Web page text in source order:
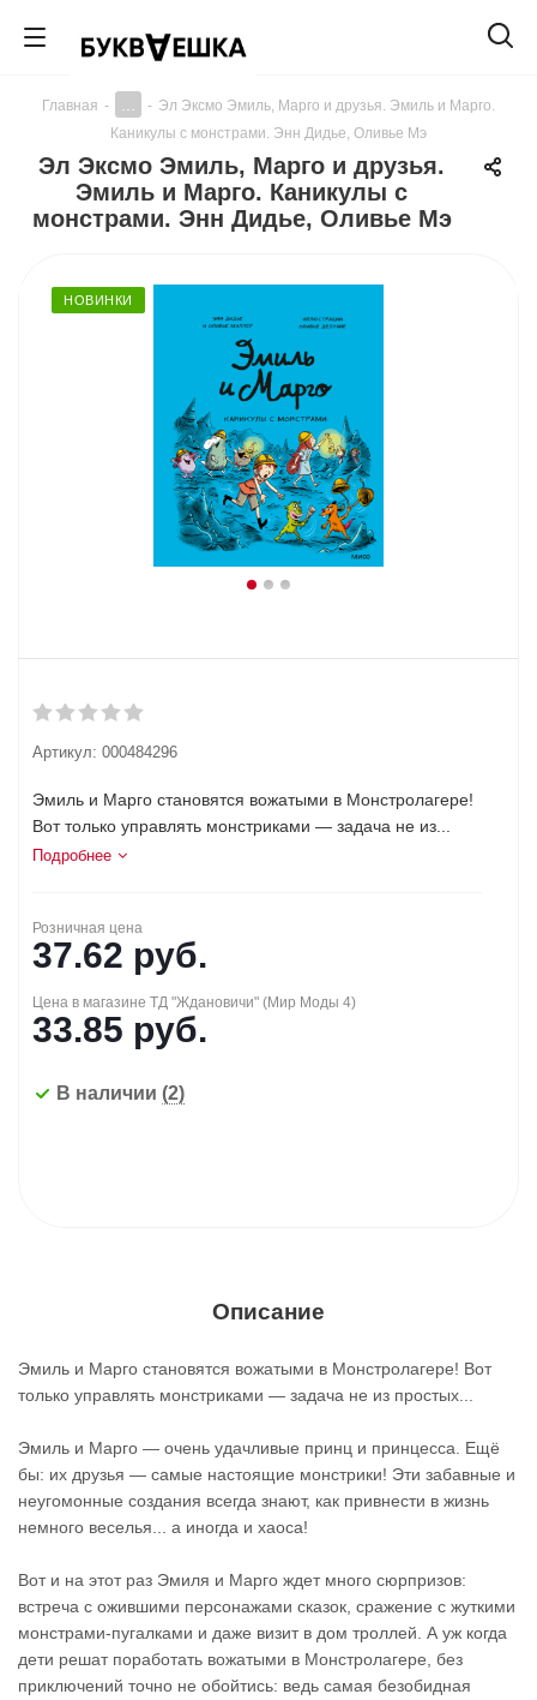
Главная - - Эл Эксмо Эмиль, Марго и друзья. Эмиль и Марго.
Каникулы с монстрами. Энн Дидье, Оливье Мэ
Эл Эксмо Эмиль, Марго и друзья.
Эмиль и Марго. Каникулы с
монстрами. Энн Дидье, Оливье Мэ
НОВИНКИ
Артикул: 000484296
Эмиль и Марго становятся вожатыми в Монстролагере!
Вот только управлять монстриками — задача не из...
Подробнее
Розничная цена
37.62 руб.
Цена в магазине ТД "Ждановичи" (Мир Моды 4)
33.85 руб.
В наличии (2)
Описание
Эмиль и Марго становятся вожатыми в Монстролагере! Вот
только управлять монстриками — задача не из простых...
Эмиль и Марго — очень удачливые принц и принцесса. Ещё
бы: их друзья — самые настоящие монстрики! Эти забавные и
неугомонные создания всегда знают, как привнести в жизнь
немного веселья... а иногда и хаоса!
Вот и на этот раз Эмиля и Марго ждет много сюрпризов:
встреча с ожившими персонажами сказок, сражение с жуткими
монстрами-пугалками и даже визит в дом троллей. А уж когда
дети решат поработать вожатыми в Монстролагере, без
приключений точно не обойтись: ведь самая безобидная